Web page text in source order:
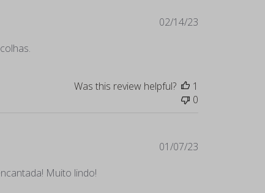
Published
02/14/23
Was this review helpful?
1
0
Muito lindo!
Published
01/07/23